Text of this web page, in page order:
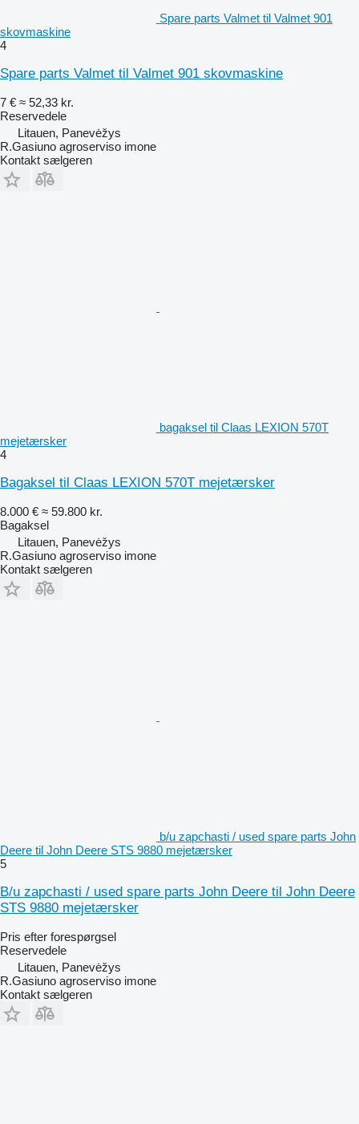
Spare parts Valmet til Valmet 901
skovmaskine
4
Spare parts Valmet til Valmet 901 skovmaskine
7 € ≈ 52,33 kr.
Reservedele
Litauen, Panevėžys
R.Gasiuno agroserviso imone
Kontakt sælgeren
bagaksel til Claas LEXION 570T
mejetærsker
4
Bagaksel til Claas LEXION 570T mejetærsker
8.000 € ≈ 59.800 kr.
Bagaksel
Litauen, Panevėžys
R.Gasiuno agroserviso imone
Kontakt sælgeren
b/u zapchasti / used spare parts John
Deere til John Deere STS 9880 mejetærsker
5
B/u zapchasti / used spare parts John Deere til John Deere
STS 9880 mejetærsker
Pris efter forespørgsel
Reservedele
Litauen, Panevėžys
R.Gasiuno agroserviso imone
Kontakt sælgeren